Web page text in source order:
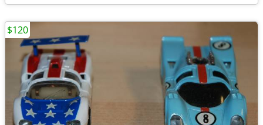
$120